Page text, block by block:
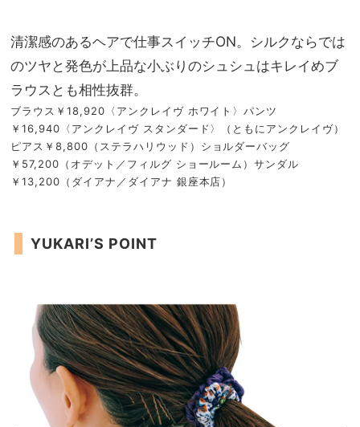
清潔感のあるヘアで仕事スイッチON。シルクならでは
のツヤと発色が上品な小ぶりのシュシュはキレイめブ
ラウスとも相性抜群。
ブラウス￥18,920〈アンクレイヴ ホワイト〉パンツ
￥16,940〈アンクレイヴ スタンダード〉（ともにアンクレイヴ）
ピアス￥8,800（ステラハリウッド）ショルダーバッグ
￥57,200（オデット／フィルグ ショールーム）サンダル
￥13,200（ダイアナ／ダイアナ 銀座本店）
YUKARI’S POINT